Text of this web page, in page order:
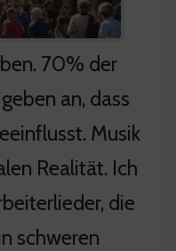
70% der
an, dass
Musik
Realität. Ich
die
schweren